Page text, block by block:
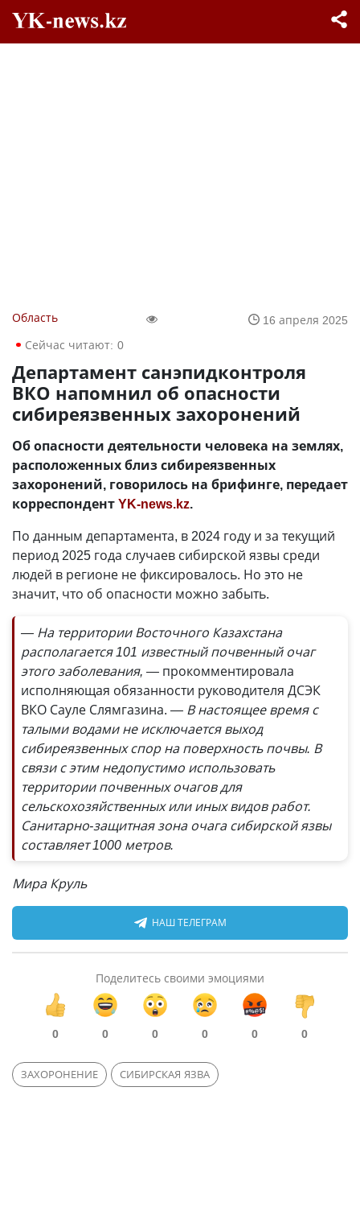
Область
16 апреля 2025
Сейчас читают: 0
Департамент санэпидконтроля
ВКО напомнил об опасности
сибиреязвенных захоронений
Об опасности деятельности человека на землях,
расположенных близ сибиреязвенных
захоронений, говорилось на брифинге, передает
корреспондентYK-news.kz.
По данным департамента, в 2024 году и за текущий
период 2025 года случаев сибирской язвы среди
людей в регионе не фиксировалось. Но это не
значит, что об опасности можно забыть.
— На территории Восточного Казахстана
располагается 101 известный почвенный очаг
этого заболевания, — прокомментировала
исполняющая обязанности руководителя ДСЭК
ВКО Сауле Слямгазина. — В настоящее время с
талыми водами не исключается выход
сибиреязвенных спор на поверхность почвы. В
связи с этим недопустимо использовать
территории почвенных очагов для
сельскохозяйственных или иных видов работ.
Санитарно-защитная зона очага сибирской язвы
составляет 1000 метров.
Мира Круль
НАШ ТЕЛЕГРАМ
Поделитесь своими эмоциями
0 0 0 0 0 0
ЗАХОРОНЕНИЕ СИБИРСКАЯ ЯЗВА